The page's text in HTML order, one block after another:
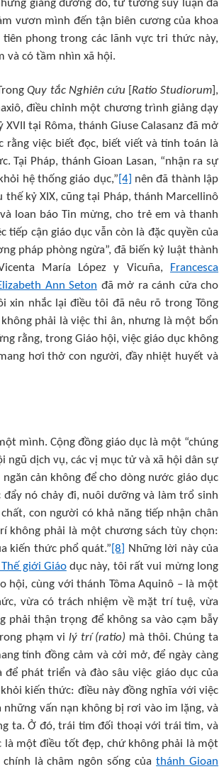
giảng đường đó, tư tưởng suy luận đã
vươn mình đến tận biên cương của khoa
phong trong các lãnh vực tri thức này,
và có tầm nhìn xã hội.
Quy tắc Nghiên cứu [Ratio Studiorum],
điều chỉnh một chương trình giảng dạy
tại Rôma, thánh Giuse Calasanz đã mở
rằng việc biết đọc, biết viết và tính toán là
Tại Pháp, thánh Gioan Lasan, “nhận ra sự
hệ thống giáo dục,” [4] nên đã thành lập
thế kỷ XIX, cũng tại Pháp, thánh Marcellinô
loan báo Tin mừng, cho trẻ em và thanh
cận giáo dục vẫn còn là đặc quyền của
pháp phòng ngừa”, đã biến kỷ luật thành
María López y Vicuña,
Francesca
Ann Seton đã mở ra cánh cửa cho
xin nhắc lại điều tôi đã nêu rõ trong Tông
phải là việc thi ân, nhưng là một bổn
rằng, trong Giáo hội, việc giáo dục không
hơi thở con người, đầy nhiệt huyết và
mình. Cộng đồng giáo dục là một “chúng
ngũ dịch vụ, các vị mục tử và xã hội dân sự
ngăn cản không để cho dòng nước giáo dục
nó chảy đi, nuôi dưỡng và làm trổ sinh
con người có khả năng tiếp nhận chân
không phải là một chương sách tùy chọn:
kiến thức phổ quát.” [8] Những lời này của
giới Giáodục này, tôi rất vui mừng long
hội, cùng với thánh Tôma Aquinô – là một
vừa có trách nhiệm về mặt trí tuệ, vừa
phải thận trọng để không sa vào cạm bẫy
phạm vilý trí (ratio) mà thôi. Chúng ta
tính đồng cảm và cởi mở, để ngày càng
phát triển và đào sâu việc giáo dục của
kiến thức: điều này đồng nghĩa với việc
vấn nạn không bị rơi vào im lặng, và
ta. Ở đó, trái tim đối thoại với trái tim, và
là một điều tốt đẹp, chứ không phải là một
chính là châm ngôn sống củathánh Gioan